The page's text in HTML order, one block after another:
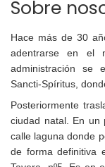
Sobre
Hace más de 30
adentrarse en el
administración se
Sancti-Spíritus,
Posteriormente
ciudad natal. En un
calle laguna donde
de forma definitiva